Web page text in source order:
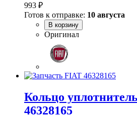
993 ₽
Готов к отправке: 10 августа
В корзину
Оригинал
Кольцо
46328165